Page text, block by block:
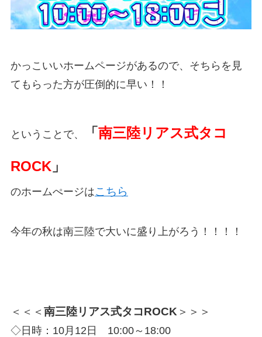
かっこいいホームページがあるので、そちらを見
てもらった方が圧倒的に早い！！
ということで、 「 南三陸リアス式タコ
ROCK」
のホームぺージはこちら
今年の秋は南三陸で大いに盛り上がろう！！！！
＜＜＜ 南三陸リアス式タコROCK ＞＞＞
◇日時：10月12日 10:00～18:00